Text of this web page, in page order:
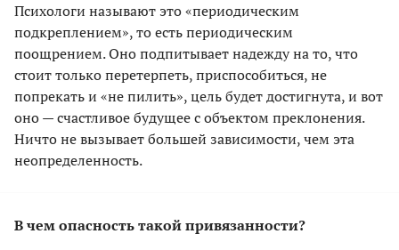
Психологи называют это «периодическим
подкреплением», то есть периодическим
поощрением. Оно подпитывает надежду на то, что
стоит только перетерпеть, приспособиться, не
попрекать и «не пилить», цель будет достигнута, и вот
оно — счастливое будущее с объектом преклонения.
Ничто не вызывает большей зависимости, чем эта
неопределенность.
В чем опасность такой привязанности?